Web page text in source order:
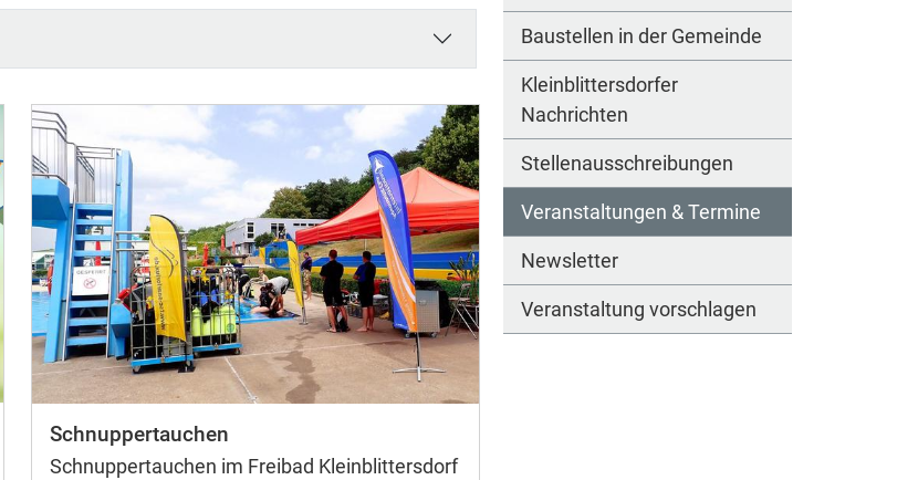
Baustellen in der Gemeinde
Kleinblittersdorfer
Nachrichten
Stellenausschreibungen
Veranstaltungen & Termine
Newsletter
Veranstaltung vorschlagen
Schnuppertauchen
Schnuppertauchen im Freibad Kleinblittersdorf